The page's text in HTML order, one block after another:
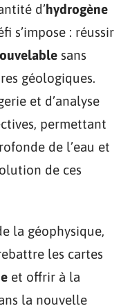
d’hydrogène
s’impose : réussir
sans
géologiques.
et d’analyse
permettant
de l’eau et
de ces
la géophysique,
les cartes
et offrir à la
la nouvelle